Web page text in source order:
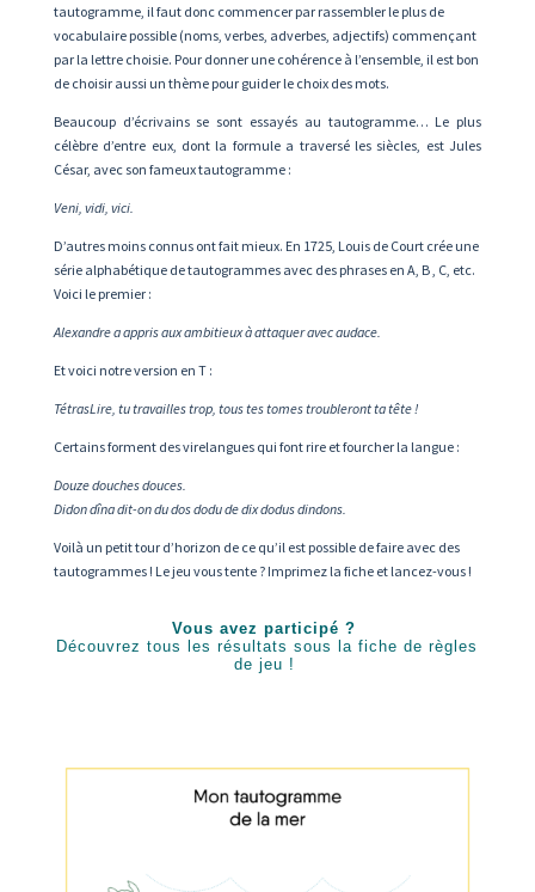
tautogramme, il faut donc commencer par rassembler le plus de
vocabulaire possible (noms, verbes, adverbes, adjectifs) commençant
par la lettre choisie. Pour donner une cohérence à l’ensemble, il est bon
de choisir aussi un thème pour guider le choix des mots.
Beaucoup d’écrivains se sont essayés au tautogramme… Le plus
célèbre d’entre eux, dont la formule a traversé les siècles, est Jules
César, avec son fameux tautogramme :
Veni, vidi, vici.
D’autres moins connus ont fait mieux. En 1725, Louis de Court crée une
série alphabétique de tautogrammes avec des phrases en A, B , C, etc.
Voici le premier :
Alexandre a appris aux ambitieux à attaquer avec audace.
Et voici notre version en T :
TétrasLire, tu travailles trop, tous tes tomes troubleront ta tête !
Certains forment des virelangues qui font rire et fourcher la langue :
Douze douches douces.
Didon dîna dit-on du dos dodu de dix dodus dindons.
Voilà un petit tour d’horizon de ce qu’il est possible de faire avec des
tautogrammes ! Le jeu vous tente ? Imprimez la fiche et lancez-vous !
Vous avez participé ?
Découvrez tous les résultats sous la fiche de règles
de jeu !